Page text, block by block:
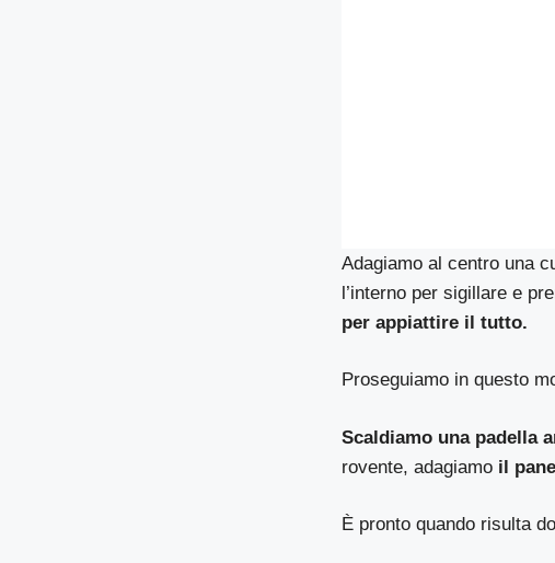
Adagiamo al centro una
l’interno per sigillare e
per appiattire il tutto.
Proseguiamo in questo
Scaldiamo una padella
rovente, adagiamo il
È pronto quando risulta